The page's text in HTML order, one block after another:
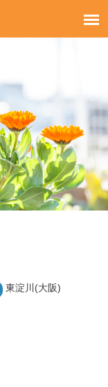
東淀川(大阪)